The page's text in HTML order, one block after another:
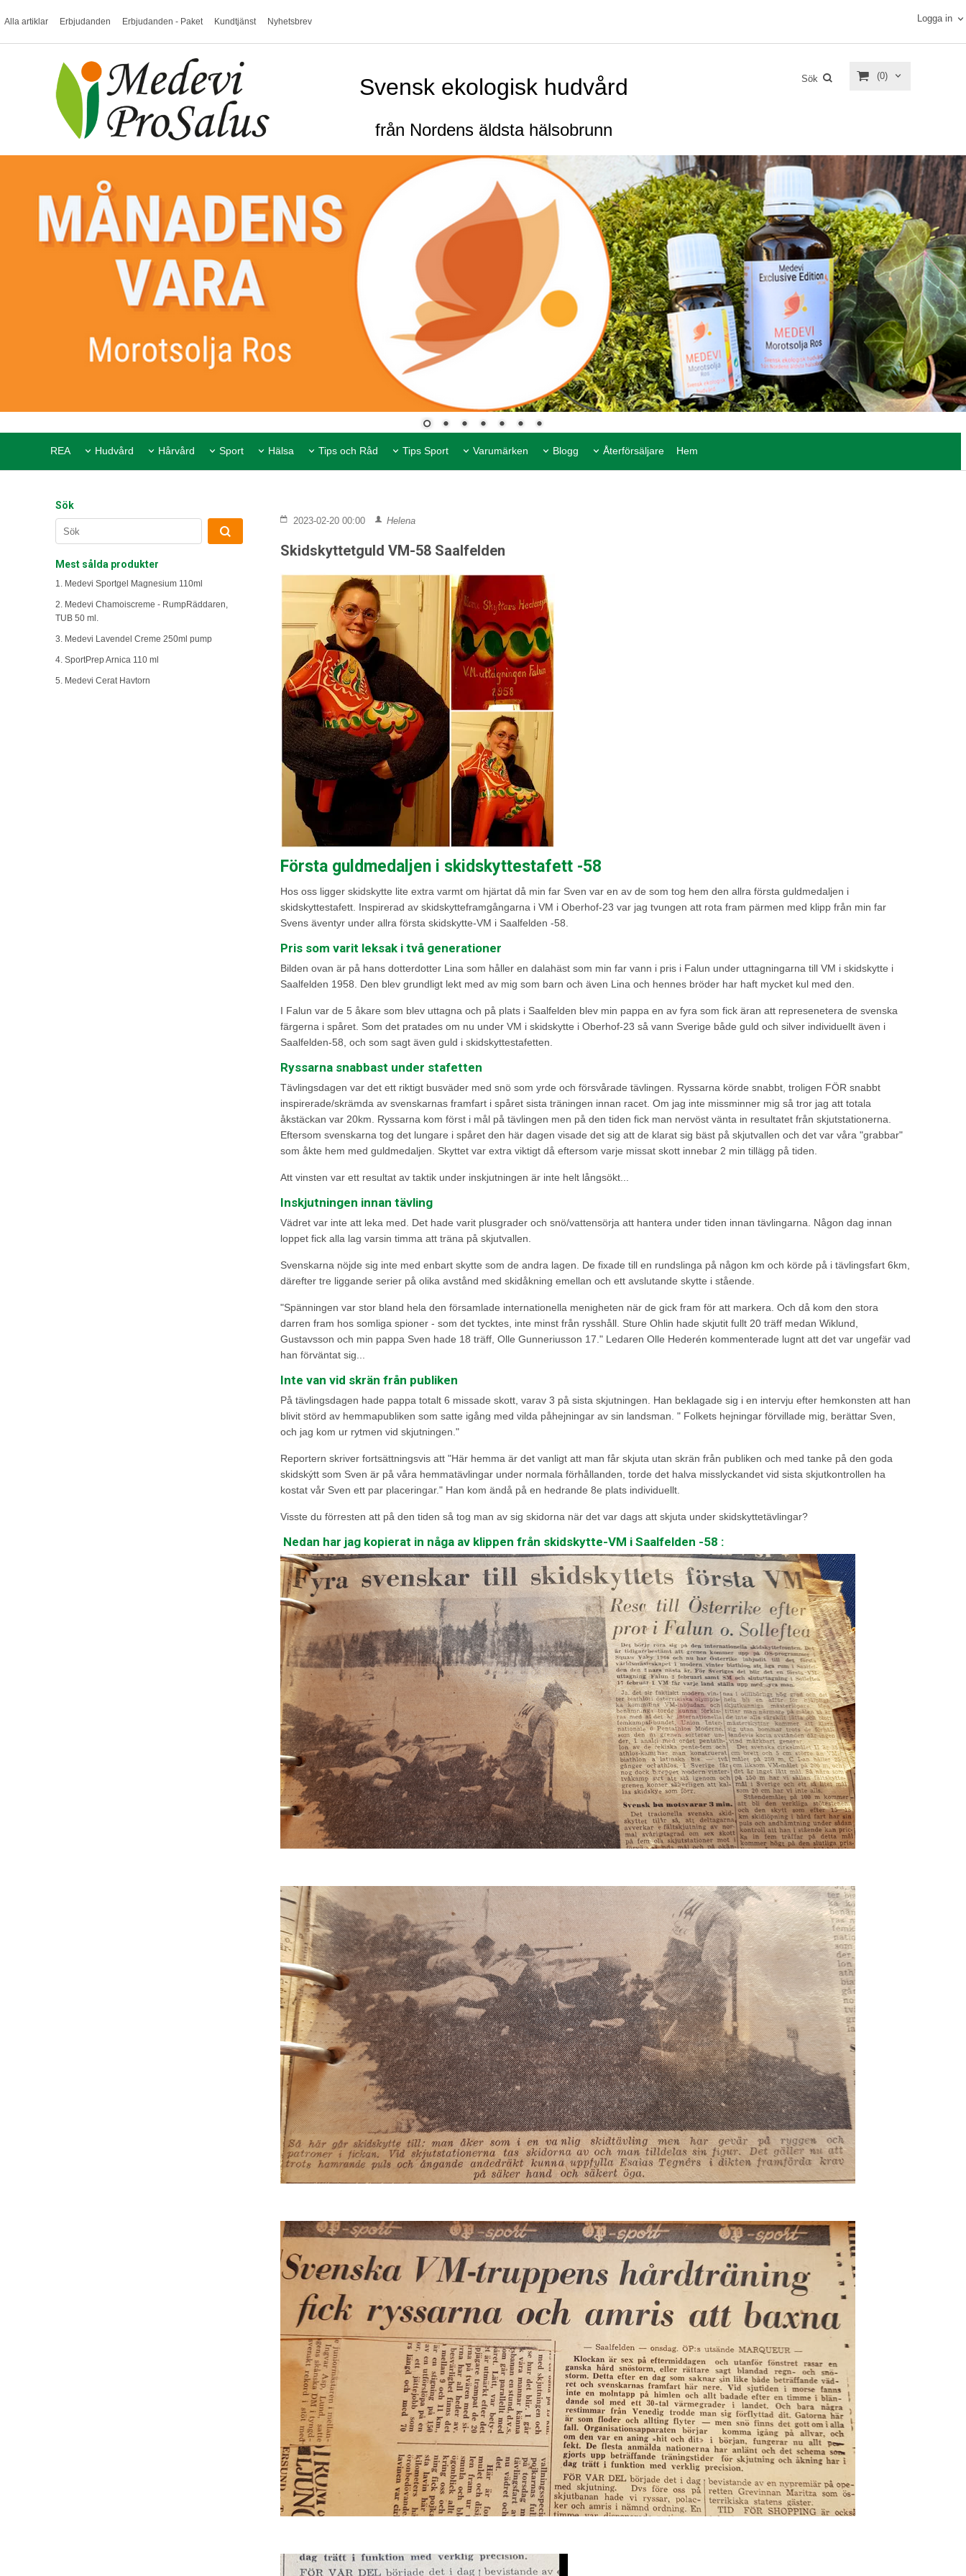
Alla artiklar Erbjudanden Erbjudanden - Paket Kundtjänst Nyhetsbrev Logga in
Svensk ekologisk hudvård
från Nordens äldsta hälsobrunn
(0)
REA Hudvård Hårvård Sport Hälsa Tips och Råd Tips Sport Varumärken Blogg Återförsäljare Hem
Sök
Mest sålda produkter
1. Medevi Sportgel Magnesium 110ml
2. Medevi Chamoiscreme - RumpRäddaren,
TUB 50 ml.
3. Medevi Lavendel Creme 250ml pump
4. SportPrep Arnica 110 ml
5. Medevi Cerat Havtorn
2023-02-20 00:00 Helena
Skidskyttetguld VM-58 Saalfelden
Första guldmedaljen i skidskyttestafett -58
Hos oss ligger skidskytte lite extra varmt om hjärtat då min far Sven var en av de som tog hem den allra första guldmedaljen i
skidskyttestafett. Inspirerad av skidskytteframgångarna i VM i Oberhof-23 var jag tvungen att rota fram pärmen med klipp från min far
Svens äventyr under allra första skidskytte-VM i Saalfelden -58.
Pris som varit leksak i två generationer
Bilden ovan är på hans dotterdotter Lina som håller en dalahäst som min far vann i pris i Falun under uttagningarna till VM i skidskytte i
Saalfelden 1958. Den blev grundligt lekt med av mig som barn och även Lina och hennes bröder har haft mycket kul med den.
I Falun var de 5 åkare som blev uttagna och på plats i Saalfelden blev min pappa en av fyra som fick äran att represenetera de svenska
färgerna i spåret. Som det pratades om nu under VM i skidskytte i Oberhof-23 så vann Sverige både guld och silver individuellt även i
Saalfelden-58, och som sagt även guld i skidskyttestafetten.
Ryssarna snabbast under stafetten
Tävlingsdagen var det ett riktigt busväder med snö som yrde och försvårade tävlingen. Ryssarna körde snabbt, troligen FÖR snabbt
inspirerade/skrämda av svenskarnas framfart i spåret sista träningen innan racet. Om jag inte missminner mig så tror jag att totala
åkstäckan var 20km. Ryssarna kom först i mål på tävlingen men på den tiden fick man nervöst vänta in resultatet från skjutstationerna.
Eftersom svenskarna tog det lungare i spåret den här dagen visade det sig att de klarat sig bäst på skjutvallen och det var våra "grabbar"
som åkte hem med guldmedaljen. Skyttet var extra viktigt då eftersom varje missat skott innebar 2 min tillägg på tiden.
Att vinsten var ett resultat av taktik under inskjutningen är inte helt långsökt...
Inskjutningen innan tävling
Vädret var inte att leka med. Det hade varit plusgrader och snö/vattensörja att hantera under tiden innan tävlingarna. Någon dag innan
loppet fick alla lag varsin timma att träna på skjutvallen.
Svenskarna nöjde sig inte med enbart skytte som de andra lagen. De fixade till en rundslinga på någon km och körde på i tävlingsfart 6km,
därefter tre liggande serier på olika avstånd med skidåkning emellan och ett avslutande skytte i stående.
"Spänningen var stor bland hela den församlade internationella menigheten när de gick fram för att markera. Och då kom den stora
darren fram hos somliga spioner - som det tycktes, inte minst från rysshåll. Sture Ohlin hade skjutit fullt 20 träff medan Wiklund,
Gustavsson och min pappa Sven hade 18 träff, Olle Gunneriusson 17." Ledaren Olle Hederén kommenterade lugnt att det var ungefär vad
han förväntat sig...
Inte van vid skrän från publiken
På tävlingsdagen hade pappa totalt 6 missade skott, varav 3 på sista skjutningen. Han beklagade sig i en intervju efter hemkonsten att han
blivit störd av hemmapubliken som satte igång med vilda påhejningar av sin landsman. " Folkets hejningar förvillade mig, berättar Sven,
och jag kom ur rytmen vid skjutningen."
Reportern skriver fortsättningsvis att "Här hemma är det vanligt att man får skjuta utan skrän från publiken och med tanke på den goda
skidskýtt som Sven är på våra hemmatävlingar under normala förhållanden, torde det halva misslyckandet vid sista skjutkontrollen ha
kostat vår Sven ett par placeringar." Han kom ändå på en hedrande 8e plats individuellt.
Visste du förresten att på den tiden så tog man av sig skidorna när det var dags att skjuta under skidskyttetävlingar?
Nedan har jag kopierat in någa av klippen från skidskytte-VM i Saalfelden -58 :